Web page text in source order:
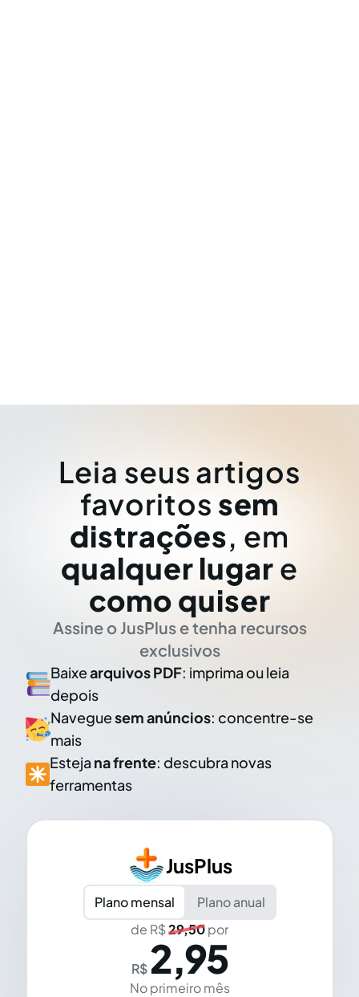
Leia seus artigos
favoritos sem
distrações, em
qualquer lugar e
como quiser
Assine o JusPlus e tenha recursos
exclusivos
Baixearquivos PDF: imprima ou leia
depois
Naveguesem anúncios: concentre-se
mais
Esteja na frente: descubra novas
ferramentas
JusPlus
Plano mensal
Plano anual
de R$29,50por
R$ 2,95
No primeiro mês